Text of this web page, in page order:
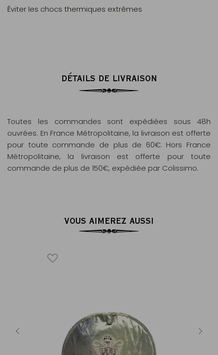
Éviter les chocs thermiques extrêmes
DÉTAILS DE LIVRAISON
Toutes les commandes sont expédiées sous 48h
ouvrées. En France Métropolitaine, la livraison est offerte
pour toute commande de plus de 60€. Hors France
Métropolitaine, la livraison est offerte pour toute
commande de plus de 150€, expédiée par Colissimo.
VOUS AIMEREZ AUSSI